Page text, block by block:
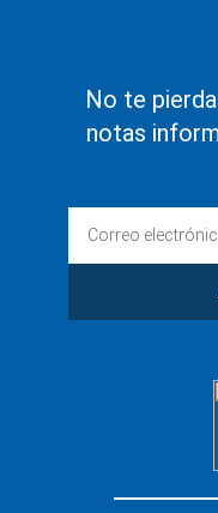
No te
notas